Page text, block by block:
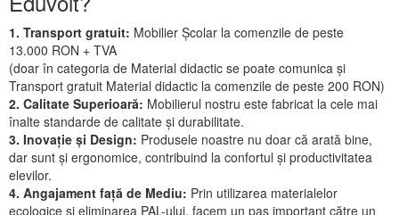
1. Transport gratuit: Mobilier Școlar la comenzile de peste
13.000 RON + TVA
(doar în categoria de Material didactic se poate comunica și
Transport gratuit Material didactic la comenzile de peste 200 RON)
2. Calitate Superioară: Mobilierul nostru este fabricat la cele mai
înalte standarde de calitate și durabilitate.
3. Inovație și Design: Produsele noastre nu doar că arată bine,
dar sunt și ergonomice, contribuind la confortul și productivitatea
elevilor.
4. Angajament față de Mediu: Prin utilizarea materialelor
ecologice și eliminarea PAL-ului, facem un pas important către un